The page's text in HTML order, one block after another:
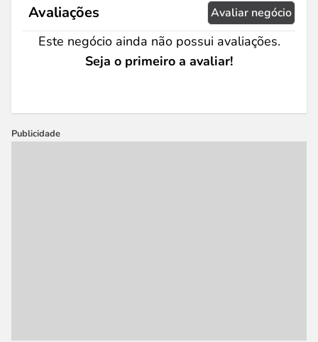
Avaliações Avaliar negócio
Este negócio ainda não possui avaliações.
Seja o primeiro a avaliar!
Publicidade